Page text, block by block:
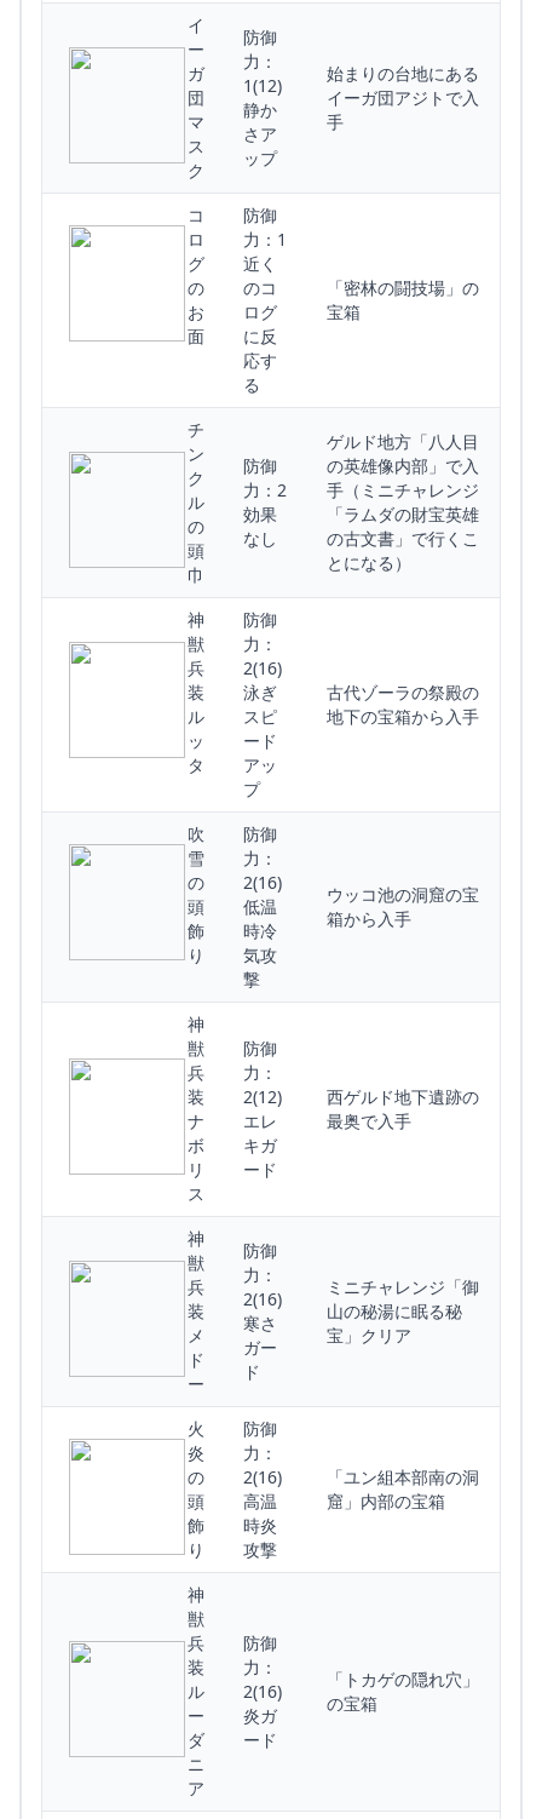
イ
ー
ガ
団
マ
ス
ク
防御
力：
1(12)
静か
さア
ップ
始まりの台地にある
イーガ団アジトで入
手
コ
ロ
グ
の
お
面
防御
力：1
近く
のコ
ログ
に反
応す
る
「密林の闘技場」の
宝箱
チ
ン
ク
ル
の
頭
巾
防御
力：2
効果
なし
ゲルド地方「八人目
の英雄像内部」で入
手（ミニチャレンジ
「ラムダの財宝英雄
の古文書」で行くこ
とになる）
神
獣
兵
装
ル
ッ
タ
防御
力：
2(16)
泳ぎ
スピ
ード
アッ
プ
古代ゾーラの祭殿の
地下の宝箱から入手
吹
雪
の
頭
飾
り
防御
力：
2(16)
低温
時冷
気攻
撃
ウッコ池の洞窟の宝
箱から入手
神
獣
兵
装
ナ
ボ
リ
ス
防御
力：
2(12)
エレ
キガ
ード
西ゲルド地下遺跡の
最奥で入手
神
獣
兵
装
メ
ド
ー
防御
力：
2(16)
寒さ
ガー
ド
ミニチャレンジ「御
山の秘湯に眠る秘
宝」クリア
火
炎
の
頭
飾
り
防御
力：
2(16)
高温
時炎
攻撃
「ユン組本部南の洞
窟」内部の宝箱
神
獣
兵
装
ル
ー
ダ
ニ
ア
防御
力：
2(16)
炎ガ
ード
「トカゲの隠れ穴」
の宝箱